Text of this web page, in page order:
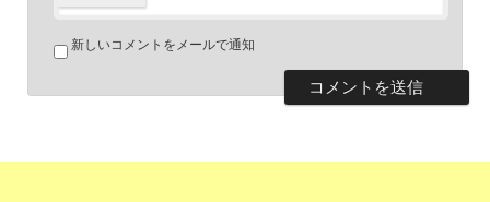
新しいコメントをメールで通知